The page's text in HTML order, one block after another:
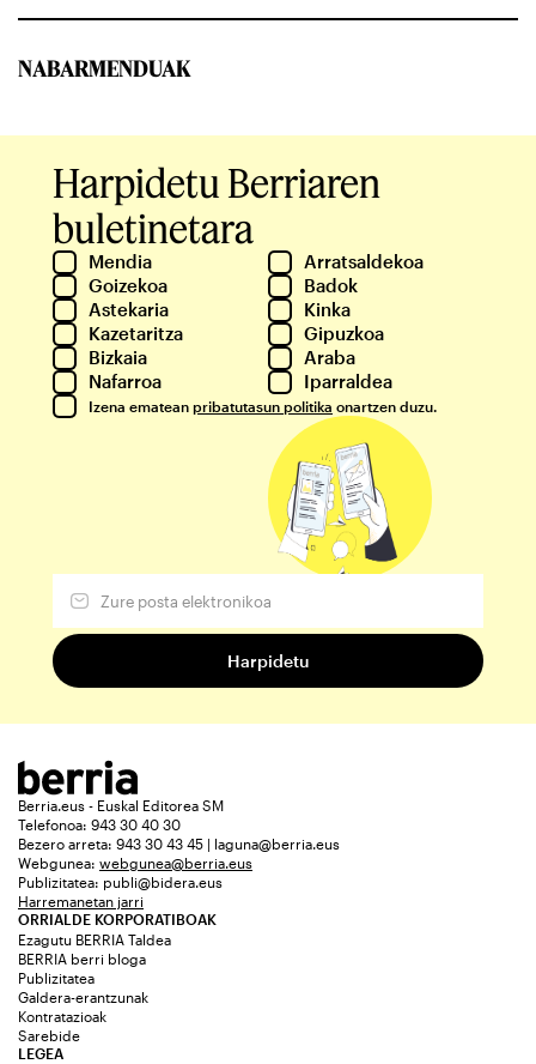
NABARMENDUAK
Harpidetu Berriaren
buletinetara
Mendia
Arratsaldekoa
Goizekoa
Badok
Astekaria
Kinka
Kazetaritza
Gipuzkoa
Bizkaia
Araba
Nafarroa
Iparraldea
Izena ematean pribatutasun politika onartzen duzu.
Berria.eus - Euskal Editorea SM
Telefonoa: 943 30 40 30
Bezero arreta: 943 30 43 45 | laguna@berria.eus
Webgunea: webgunea@berria.eus
Publizitatea: publi@bidera.eus
Harremanetan jarri
ORRIALDE KORPORATIBOAK
Ezagutu BERRIA Taldea
BERRIA berri bloga
Publizitatea
Galdera-erantzunak
Kontratazioak
Sarebide
LEGEA